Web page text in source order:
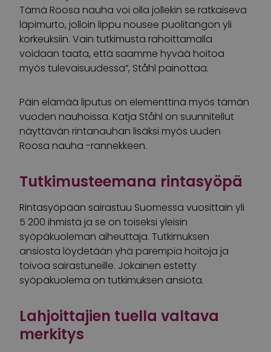
Tämä Roosa nauha voi olla jollekin se ratkaiseva
läpimurto, jolloin lippu nousee puolitangon yli
korkeuksiin. Vain tutkimusta rahoittamalla
voidaan taata, että saamme hyvää hoitoa
myös tulevaisuudessa”, Ståhl painottaa.
Päin elämää liputus on elementtinä myös tämän
vuoden nauhoissa. Katja Ståhl on suunnitellut
näyttävän rintanauhan lisäksi myös uuden
Roosa nauha -rannekkeen.
Tutkimusteemana rintasyöpä
Rintasyöpään sairastuu Suomessa vuosittain yli
5 200 ihmistä ja se on toiseksi yleisin
syöpäkuoleman aiheuttaja. Tutkimuksen
ansiosta löydetään yhä parempia hoitoja ja
toivoa sairastuneille. Jokainen estetty
syöpäkuolema on tutkimuksen ansiota.
Lahjoittajien tuella valtava
merkitys